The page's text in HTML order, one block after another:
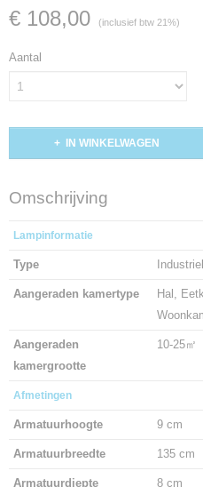
€ 108,00 (inclusief btw 21%)
Aantal
IN WINKELWAGEN
Omschrijving
Lampinformatie
Type
Aangeraden kamertype
Hal,
Aangeraden
kamergrootte
10-25㎡
Afmetingen
Armatuurhoogte 9 cm
Armatuurbreedte 135 cm
Armatuurdiepte 8 cm